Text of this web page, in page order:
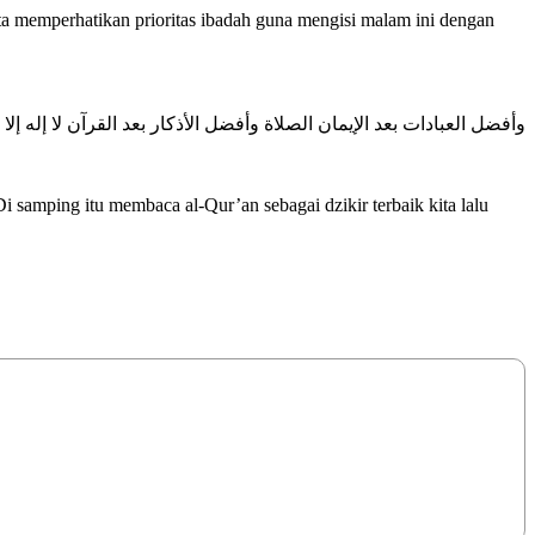
prioritas ibadah guna mengisi malam ini dengan
وأفضل العبادات بعد الإيمان الصلاة وأفضل الأذكار بعد القرآن لا إله إلا
samping itu membaca al-Qur’an sebagai dzikir terbaik kita lalu